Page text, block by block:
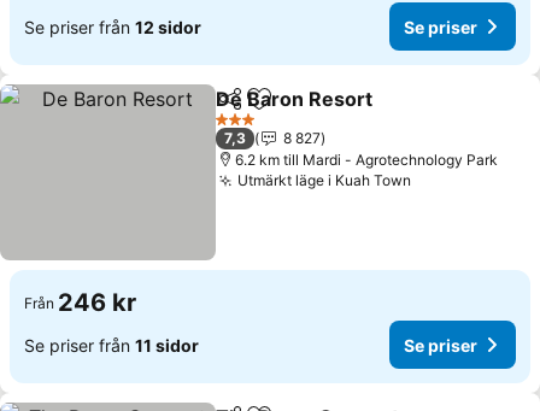
Se priser från 12 sidor Se priser
Dela Lägg till i Mina Favoriter
De Baron Resort
3 Stjärnor
7,3
8 827
6.2 km till Mardi - Agrotechnology Park
Utmärkt läge i Kuah Town
Från 246 kr
Se priser från 11 sidor Se priser